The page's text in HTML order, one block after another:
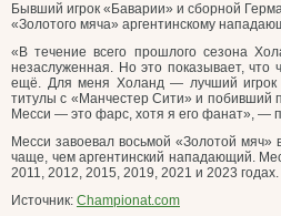
Бывший игрок «Баварии» и сборной
«Золотого мяча» аргентинскому
«В течение всего прошлого сезона
незаслуженная. Но это показывает,
ещё. Для меня Холанд — лучший игрок
титулы с «Манчестер Сити» и побивший
Месси — это фарс, хотя я его фанат», —
Месси завоевал восьмой «Золотой
чаще, чем аргентинский нападающий.
2011, 2012, 2015, 2019, 2021 и 2023 годах.
Источник: Championat.com